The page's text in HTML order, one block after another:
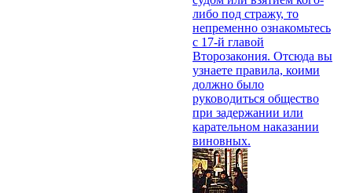
либо под стражу, то
непременно ознакомьтесь
с 17-й главой
Второзакония. Отсюда вы
узнаете правила, коими
должно было
руководиться общество
при задержании или
карательном наказании
виновных.